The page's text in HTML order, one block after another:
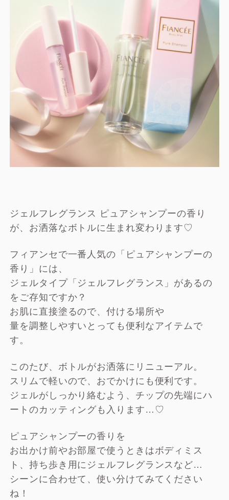
ジェルフレグランス ピュアシャンプーの香り
が、お洒落なボトルに生まれ変わります♡
フィアンセで一番人気の「ピュアシャンプーの
香り」には、
ジェルタイプ「ジェルフレグランス」があるの
をご存知ですか？
お肌に直接塗るので、付ける場所や
量を調整しやすいとっても便利なアイテムで
す。
このたび、ボトルがお洒落にリニューアル。
スリムで軽いので、おでかけにも便利です。
ジェルがしっかり絡むよう、チップの先端にハ
ートのカッティングも入ります…♡
ピュアシャンプーの香りを
お出かけ前やお部屋で使うときはボディミス
ト、持ち歩き用にジェルフレグランスなど…
シーンに合わせて、使い分けてみてください
ね！